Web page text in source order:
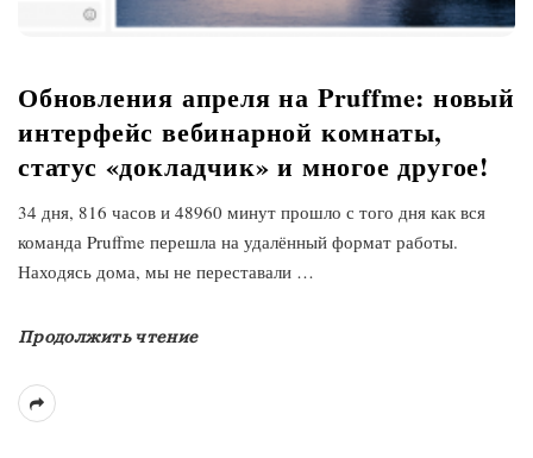
Обновления апреля на Pruffme: новый
интерфейс вебинарной комнаты,
статус «докладчик» и многое другое!
34 дня, 816 часов и 48960 минут прошло с того дня как вся
команда Pruffme перешла на удалённый формат работы.
Находясь дома, мы не переставали …
Продолжить чтение